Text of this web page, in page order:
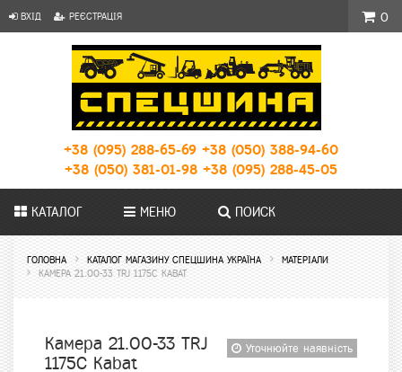
ВХІД РЕЄСТРАЦІЯ
+38 (095) 288-65-69 +38 (050) 388-94-60
+38 (050) 381-01-98 +38 (095) 288-45-05
КАТАЛОГ МЕНЮ ПОИСК
ГОЛОВНА КАТАЛОГ МАГАЗИНУ СПЕЦШИНА УКРАЇНА
МАТЕРІАЛИ
КАМЕРА 21.00-33 TRJ 1175C KABAT
Уточнюйте наявність
Камера 21.00-33 TRJ
1175C Kabat
0